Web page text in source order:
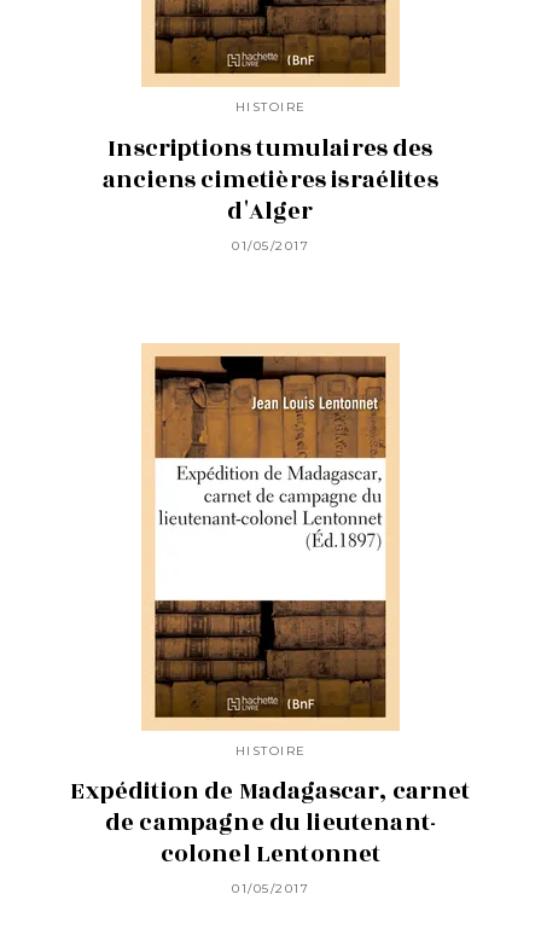
HISTOIRE
Inscriptions tumulaires des
anciens cimetières israélites
d'Alger
01/05/2017
HISTOIRE
Expédition de Madagascar, carnet
de campagne du lieutenant-
colonel Lentonnet
01/05/2017